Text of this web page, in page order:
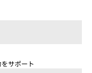
サポート